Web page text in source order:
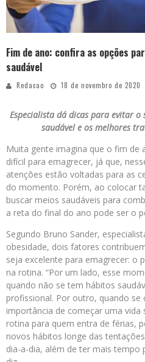
Fim de ano: confira as opções
saudável
Redacao 18 de novembro de 2020
Especialista dá dicas para evitar o
saudável e os melhores
Muita gente imagina que o fim de
difícil para emagrecer, já que,
atenções estão voltadas para as
do momento. Porém, ao colocar
buscar meios saudáveis para
a reta do final do ano pode ser o
Segundo Bruno Sander,
obesidade, dois fatores
seja excelente para emagrecer: o
na rotina. “Por um lado, esse
quando não se tem hábitos
profissional. Por outro, quando se
importância de começar uma vida
rotina para quem entra de férias,
novos hábitos longe das
dia-a-dia, além de ter mais tempo